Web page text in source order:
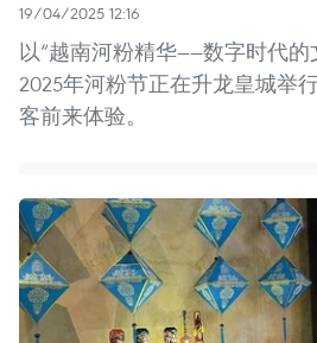
19/04/2025 12:16
以“越南河粉精华——数字时代的
2025年河粉节正在升龙皇城举
客前来体验。